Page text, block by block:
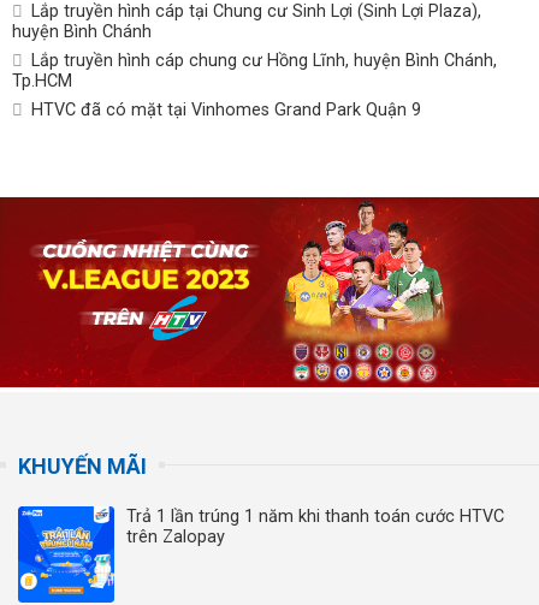
Lắp truyền hình cáp tại Chung cư Sinh Lợi (Sinh Lợi Plaza),
huyện Bình Chánh
Lắp truyền hình cáp chung cư Hồng Lĩnh, huyện Bình Chánh,
Tp.HCM
HTVC đã có mặt tại Vinhomes Grand Park Quận 9
KHUYẾN MÃI
Trả 1 lần trúng 1 năm khi thanh toán cước HTVC
trên Zalopay